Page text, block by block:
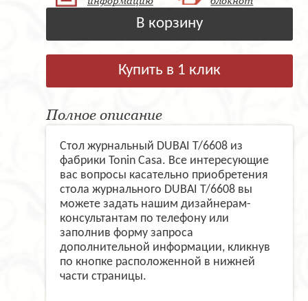
В корзину
Купить в 1 клик
Полное описание
Стол журнальный DUBAI T/6608 из
фабрики Tonin Casa. Все интересующие
вас вопросы касательно приобретения
стола журнального DUBAI T/6608 вы
можете задать нашим дизайнерам-
консультантам по телефону или
заполнив форму запроса
дополнительной информации, кликнув
по кнопке расположенной в нижней
части страницы.